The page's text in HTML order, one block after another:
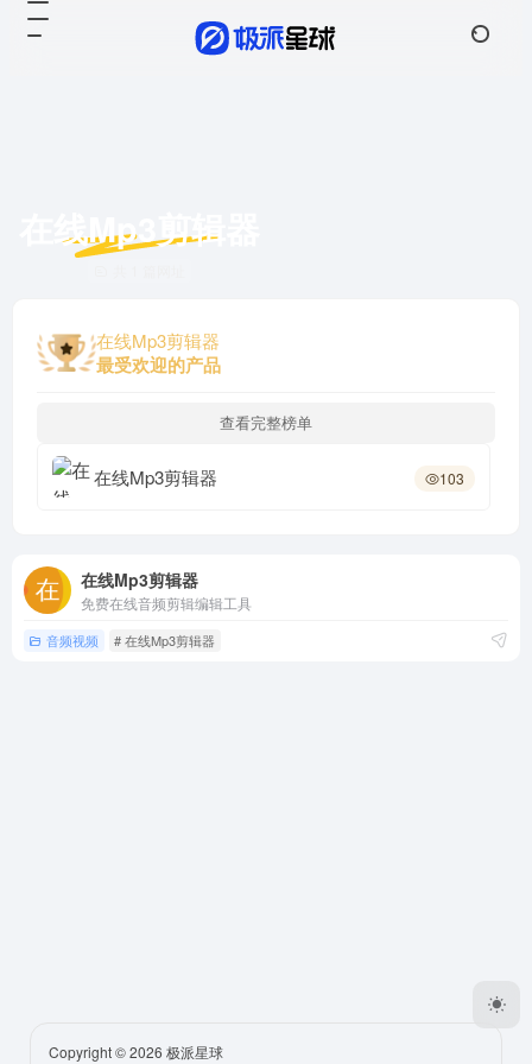
在线Mp3剪辑器
在线Mp3剪辑器
最受欢迎的产品
查看完整榜单
在线Mp3剪辑器 103
在线Mp3剪辑器
免费在线音频剪辑编辑工具
音频视频 # 在线Mp3剪辑器
Copyright © 2026 极派星球